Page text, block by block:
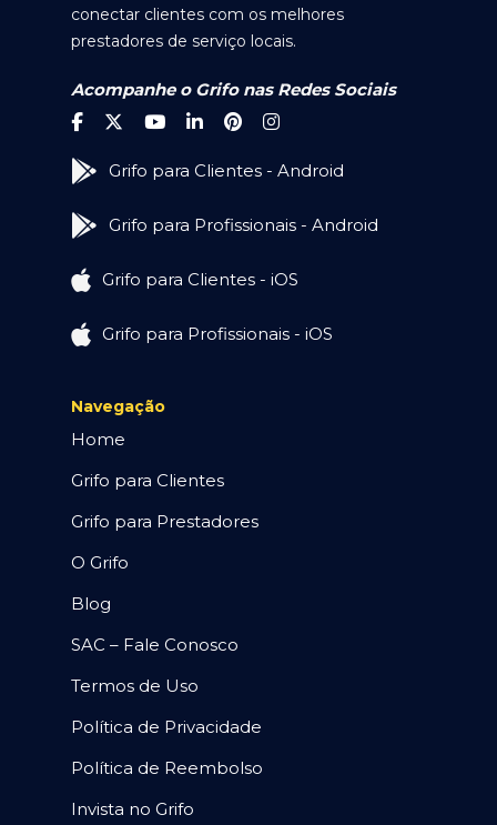
conectar clientes com os melhores
prestadores de serviço locais.
Acompanhe o Grifo nas Redes Sociais
Grifo para Clientes - Android
Grifo para Profissionais - Android
Grifo para Clientes - iOS
Grifo para Profissionais - iOS
Navegação
Home
Grifo para Clientes
Grifo para Prestadores
O Grifo
Blog
SAC – Fale Conosco
Termos de Uso
Política de Privacidade
Política de Reembolso
Invista no Grifo